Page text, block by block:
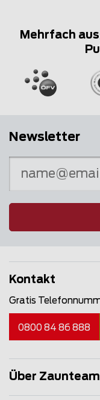
Mehrfach
Newsletter
Kontakt
Gratis
0800 84 86 888
Über Zaunteam